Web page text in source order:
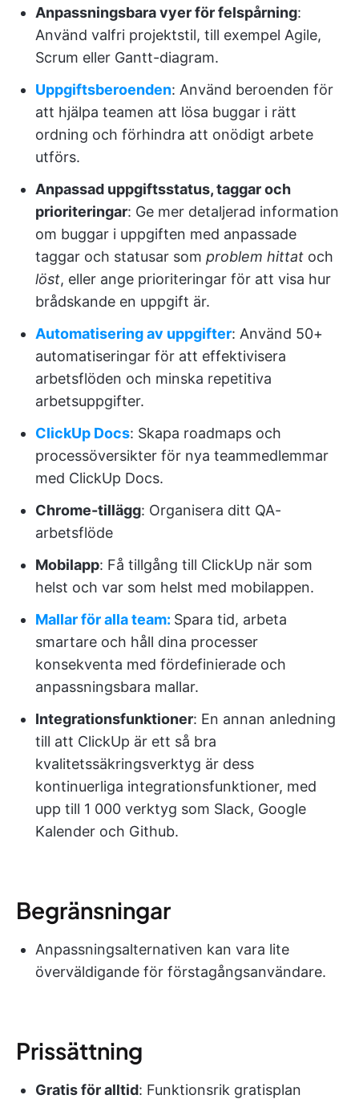
Anpassningsbara vyer för felspårning:
Använd valfri projektstil, till exempel Agile,
Scrum eller Gantt-diagram.
Uppgiftsberoenden: Använd beroenden för
att hjälpa teamen att lösa buggar i rätt
ordning och förhindra att onödigt arbete
utförs.
Anpassad uppgiftsstatus, taggar och
prioriteringar: Ge mer detaljerad information
om buggar i uppgiften med anpassade
taggar och statusar som problem hittat och
löst, eller ange prioriteringar för att visa hur
brådskande en uppgift är.
Automatisering av uppgifter: Använd 50+
automatiseringar för att effektivisera
arbetsflöden och minska repetitiva
arbetsuppgifter.
ClickUp Docs: Skapa roadmaps och
processöversikter för nya teammedlemmar
med ClickUp Docs.
Chrome-tillägg: Organisera ditt QA-
arbetsflöde
Mobilapp: Få tillgång till ClickUp när som
helst och var som helst med mobilappen.
Mallar för alla team: Spara tid, arbeta
smartare och håll dina processer
konsekventa med fördefinierade och
anpassningsbara mallar.
Integrationsfunktioner: En annan anledning
till att ClickUp är ett så bra
kvalitetssäkringsverktyg är dess
kontinuerliga integrationsfunktioner, med
upp till 1 000 verktyg som Slack, Google
Kalender och Github.
Begränsningar
Anpassningsalternativen kan vara lite
överväldigande för förstagångsanvändare.
Prissättning
Gratis för alltid: Funktionsrik gratisplan